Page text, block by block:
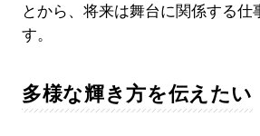
とから、将来は舞台に関係する仕
す。
多様な輝き方を伝えたい